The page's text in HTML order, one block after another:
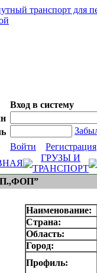
Вход в систему
Войти
Регистрация
ГРУЗЫ И
ТРАНСПОРТ
Наименование:
Страна:
Область:
Город:
Профиль: